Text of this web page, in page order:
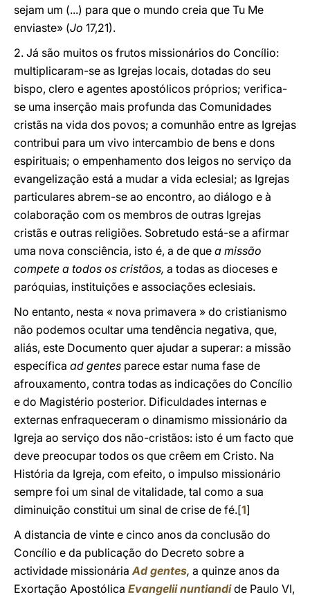
sejam um (...) para que o mundo creia que Tu Me
enviaste» (Jo 17,21).
2. Já são muitos os frutos missionários do Concílio:
multiplicaram-se as Igrejas locais, dotadas do seu
bispo, clero e agentes apostólicos próprios; verifica-
se uma inserção mais profunda das Comunidades
cristãs na vida dos povos; a comunhão entre as Igrejas
contribui para um vivo intercambio de bens e dons
espirituais; o empenhamento dos leigos no serviço da
evangelização está a mudar a vida eclesial; as Igrejas
particulares abrem-se ao encontro, ao diálogo e à
colaboração com os membros de outras Igrejas
cristãs e outras religiões. Sobretudo está-se a afirmar
uma nova consciência, isto é, a de que a missão
compete a todos os cristãos, a todas as dioceses e
paróquias, instituições e associações eclesiais.
No entanto, nesta « nova primavera » do cristianismo
não podemos ocultar uma tendência negativa, que,
aliás, este Documento quer ajudar a superar: a missão
específica ad gentes parece estar numa fase de
afrouxamento, contra todas as indicações do Concílio
e do Magistério posterior. Dificuldades internas e
externas enfraqueceram o dinamismo missionário da
Igreja ao serviço dos não-cristãos: isto é um facto que
deve preocupar todos os que crêem em Cristo. Na
História da Igreja, com efeito, o impulso missionário
sempre foi um sinal de vitalidade, tal como a sua
diminuição constitui um sinal de crise de fé.[1]
A distancia de vinte e cinco anos da conclusão do
Concílio e da publicação do Decreto sobre a
actividade missionáriaAd gentes, a quinze anos da
Exortação Apostólica Evangelii nuntiandi de Paulo VI,